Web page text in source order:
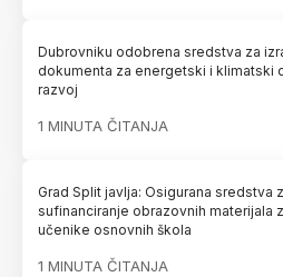
Dubrovniku odobrena sredstva za
dokumenta za energetski i klimatski
razvoj
1 MINUTA ČITANJA
Grad Split javlja: Osigurana sredstva
sufinanciranje obrazovnih materijala
učenike osnovnih škola
1 MINUTA ČITANJA